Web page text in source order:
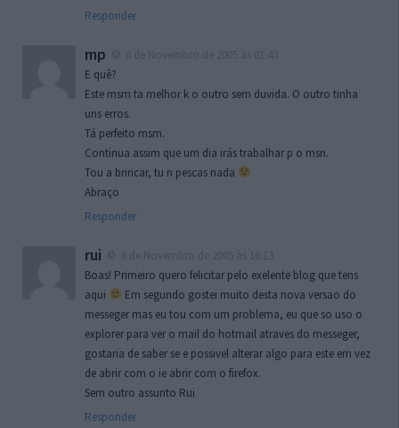
Responder
mp
E quê?
Este msm ta melhor k o outro sem duvida. O outro tinha
uns erros.
Tá perfeito msm.
Continua assim que um dia irás trabalhar p o msn.
Tou a brincar, tu n pescas nada
Abraço
Responder
rui
Boas! Primeiro quero felicitar pelo exelente blog que tens
aqui
Em segundo gostei muito desta nova versao do
messeger mas eu tou com um problema, eu que so uso o
explorer para ver o mail do hotmail atraves do messeger,
gostaria de saber se e possivel alterar algo para este em vez
de abrir com o ie abrir com o firefox.
Sem outro assunto Rui
Responder